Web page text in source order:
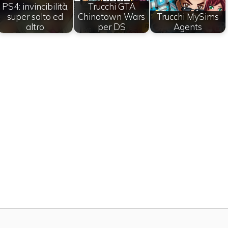
PS4: invincibilità,
super salto ed
altro
Trucchi GTA
Chinatown Wars
per DS
Trucchi MySims
Agents